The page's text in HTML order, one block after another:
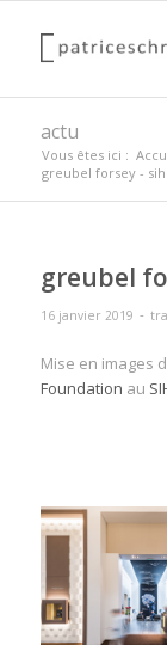
actu
Vous êtes ici :
greubel forsey -
greubel
16 janvier 2019 -
Mise en images
Foundation au